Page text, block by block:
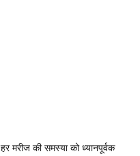
मरीज की समस्या को ध्यानपूर्वक